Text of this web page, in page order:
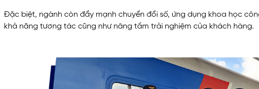
Đặc biệt, ngành còn đẩy mạnh chuyển đổi số, ứng dụng khoa học
khả năng tương tác cũng như nâng tầm trải nghiệm của khách hàng.